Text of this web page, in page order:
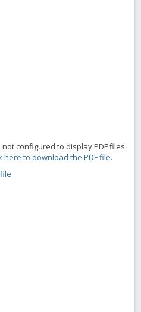
configured to display PDF files.
here to download the PDF file.